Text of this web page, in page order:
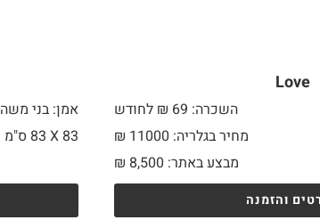
Love
השכרה: 69 ₪ לחודש
מחיר בגלריה: 11000 ₪
מבצע באתר:
₪ 8,500
והזמנה
אמן: בני משה
83 X